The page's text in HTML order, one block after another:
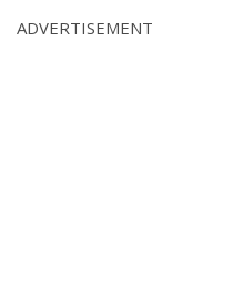
ADVERTISEMENT